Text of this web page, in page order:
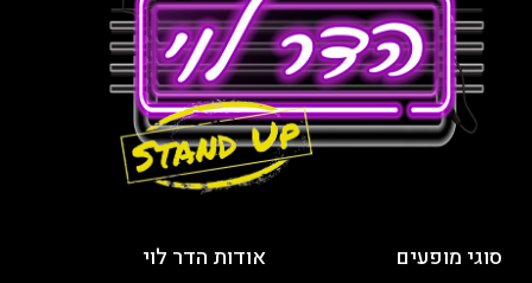
סוגי מופעים אודות הדר לוי